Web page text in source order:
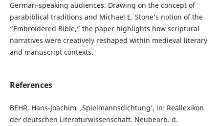
German-speaking audiences. Drawing on the concept of
parabiblical traditions and Michael E. Stone’s notion of the
“Embroidered Bible,” the paper highlights how scriptural
narratives were creatively reshaped within medieval literary
and manuscript contexts.
References
BEHR, Hans-Joachim, ‚Spielmannsdichtung‘, in: Reallexikon
der deutschen Literaturwissenschaft. Neubearb. d.